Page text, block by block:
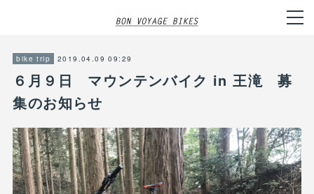
bike trip 2019.04.09 09:29
６月９日 マウンテンバイク in 王滝 募
集のお知らせ